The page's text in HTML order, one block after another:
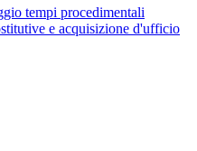
tempi procedimentali
e acquisizione d'ufficio